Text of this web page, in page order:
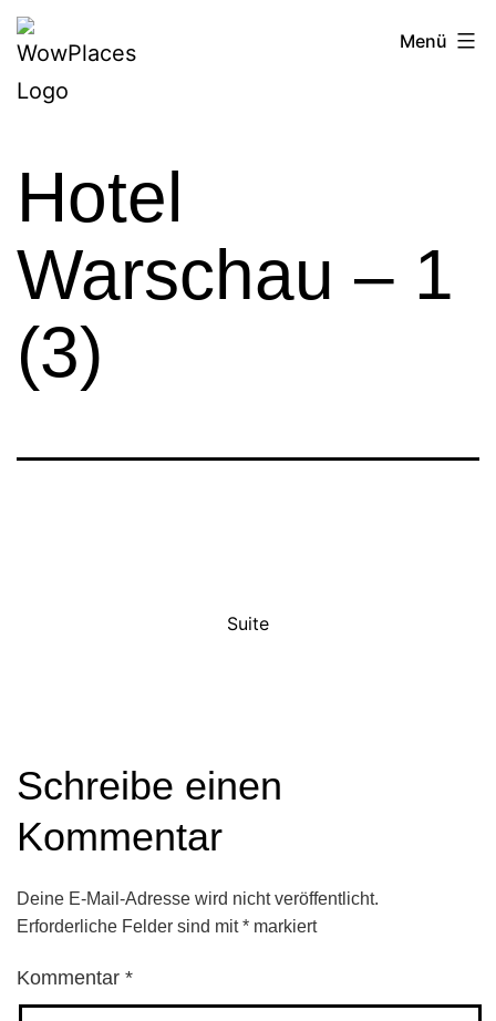
Zum
Inhalt
springen
Reiseblog
WowPlaces.de
Menü
Hotel
Warschau – 1
(3)
Suite
Schreibe einen
Kommentar
Deine E-Mail-Adresse wird nicht veröffentlicht.
Erforderliche Felder sind mit* markiert
Kommentar *